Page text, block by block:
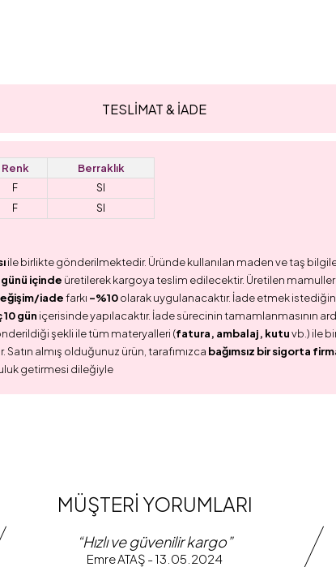
TESLİMAT & İADE
Renk Berraklık
F
SI
F SI
ile birlikte gönderilmektedir. Üründe kullanılan maden ve taş
içinde üretilerek kargoya teslim edilecektir. Üretilen
iadefarkı -%10olarak uygulanacaktır. İade etmek
gün içerisinde yapılacaktır. İade sürecinin tamamlanmasının
şekli ile tüm materyalleri (fatura, ambalaj, kutuvb.) ile
almış olduğunuz ürün, tarafımızca bağımsız bir sigorta
getirmesi dileğiyle
MÜŞTERİ YORUMLARI
“Hızlı ve güvenilir kargo”
Emre ATAŞ - 13.05.2024